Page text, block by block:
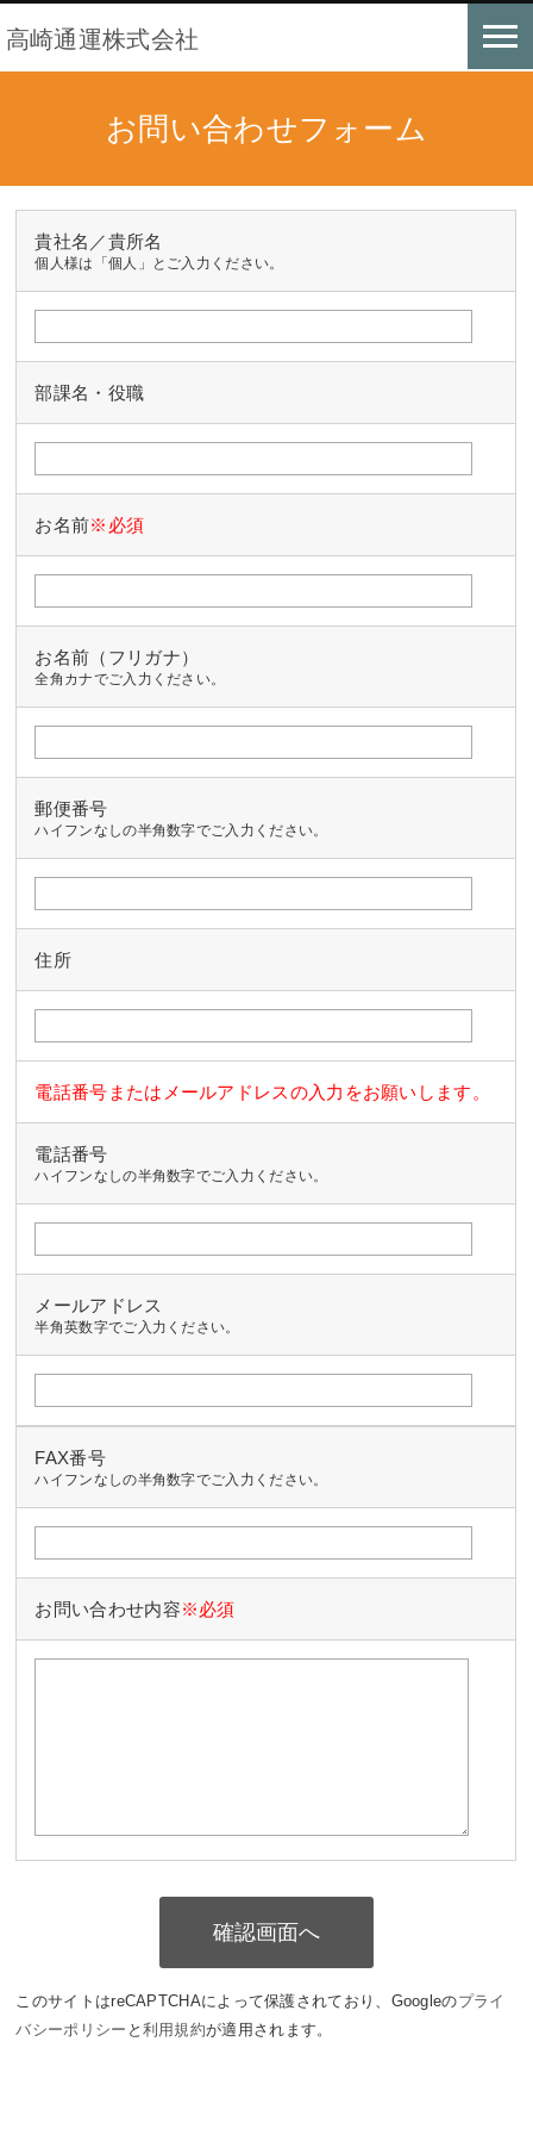
高崎通運株式会社
お問い合わせフォーム
貴社名／貴所名
個人様は「個人」とご入力ください。
部課名・役職
お名前※必須
お名前（フリガナ）
全角カナでご入力ください。
郵便番号
ハイフンなしの半角数字でご入力ください。
住所
電話番号またはメールアドレスの入力をお願いします。
電話番号
ハイフンなしの半角数字でご入力ください。
メールアドレス
半角英数字でご入力ください。
FAX番号
ハイフンなしの半角数字でご入力ください。
お問い合わせ内容※必須
このサイトはreCAPTCHAによって保護されており、Googleのプライ
バシーポリシー と 利用規約が適用されます。